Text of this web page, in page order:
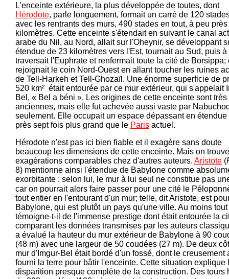
L'enceinte extérieure, la plus développée de toutes, dont
Hérodote, parle longuement, formait un carré de 120
avec les rentrants des murs, 490 stades en tout, à peu
kilomètres. Cette enceinte s'étendait en suivant le canal
arabe du Nil, au Nord, allait sur l'Oheynir, se développant
étendue de 23 kilomètres vers l'Est, tournait au Sud, puis à
traversait l'Euphrate et renfermait toute la cité de Borsippa;
rejoignait le coin Nord-Ouest en allant toucher les ruines
de Tell-Harkeh et Tell-Ghozaïl. Une énorme superficie de
520 km² était entourée par ce mur extérieur, qui s'appelait
Bel, « Bel a béni ». Les origines de cette enceinte sont très
anciennes, mais elle fut achevée aussi vaste par
seulement. Elle occupait un espace dépassant en étendue
près sept fois plus grand que le Paris actuel.
Hérodote n'est pas ici bien fiable et il exagère sans doute
beaucoup les dimensions de cette enceinte. Mais on
exagérations comparables chez d'autres auteurs. Aristote (
8) mentionne ainsi l'étendue de Babylone comme
exorbitante : selon lui, le mur à lui seul ne constitue pas
car on pourrait alors faire passer pour une cité le
tout entier en l'entourant d'un mur; telle, dit Aristote, est
Babylone, qui est plutôt un pays qu'une ville. Au moins
témoigne-t-il de l'immense prestige dont était entourée la
comparant les données transmises par les auteurs
a évalué la hauteur du mur extérieur de Babylone à 90
(48 m) avec une largeur de 50 coudées (27 m). De deux
mur d'Imgur-Bel était bordé d'un fossé, dont le creusement
fourni la terre pour bâtir l'enceinte. Cette situation explique
disparition presque complète de la construction. Des tours